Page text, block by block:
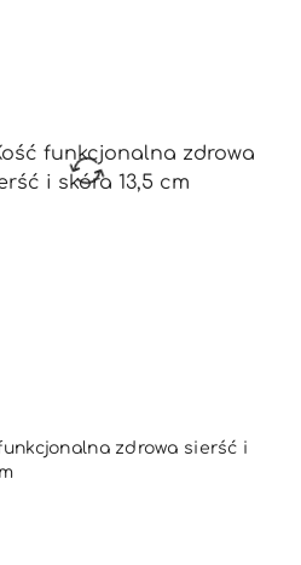
funkcjonalna zdrowa sierść i
NIEDOSTĘPNY